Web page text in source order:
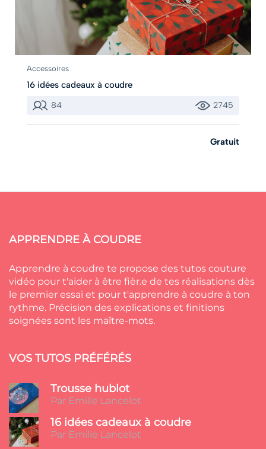
Accessoires
16 idées cadeaux à coudre
84 2745
Gratuit
APPRENDRE À COUDRE
Apprendre à coudre te propose des tutos couture
vidéo pour t'aider à être fièr.e de tes réalisations dès
le premier essai et pour t'apprendre à coudre à ton
rythme. Précision des explications et finitions
soignées sont les maître-mots.
VOS TUTOS PRÉFÉRÉS
Trousse hublot
Par Emilie Lancelot
16 idées cadeaux à coudre
Par Emilie Lancelot